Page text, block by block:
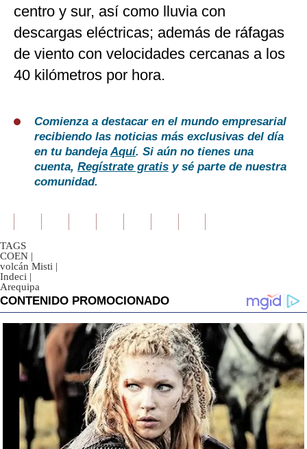
centro y sur, así como lluvia con
descargas eléctricas; además de ráfagas
de viento con velocidades cercanas a los
40 kilómetros por hora.
Comienza a destacar en el mundo empresarial
recibiendo las noticias más exclusivas del día
en tu bandejaAquí. Si aún no tienes una
cuenta, Regístrate gratis y sé parte de nuestra
comunidad.
TAGS
COEN |
volcán Misti |
Indeci |
Arequipa